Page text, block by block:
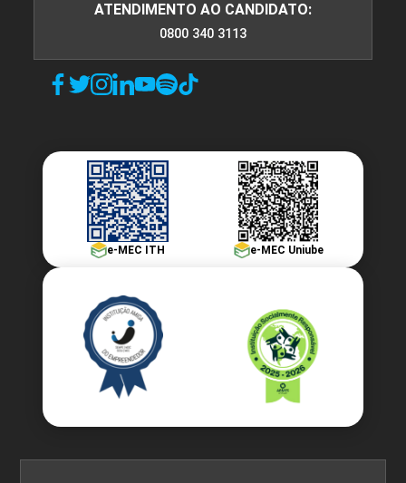
ATENDIMENTO AO CANDIDATO:
0800 340 3113
e-MEC ITH e-MEC Uniube